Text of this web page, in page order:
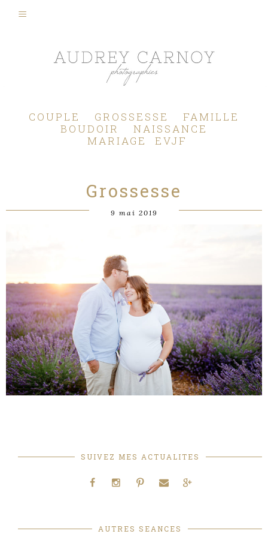
COUPLE GROSSESSE
FAMILLE
BOUDOIR
NAISSANCE
MARIAGE
EVJF
Grossesse
9 mai 2019
SUIVEZ MES ACTUALITES
AUTRES SEANCES